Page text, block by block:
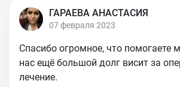
ГАРАЕВА АНАСТАСИЯ
07 февраля 2023
Спасибо огромное, что помогаете
нас ещё большой долг висит за
лечение.